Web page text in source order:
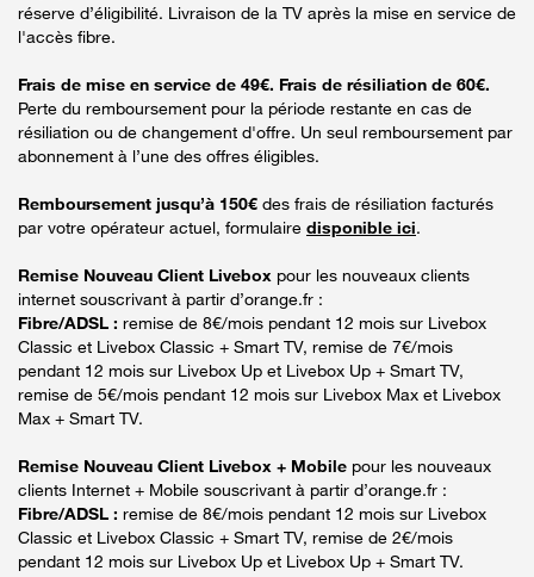
réserve d’éligibilité. Livraison de la TV après la mise en service de
l'accès fibre.
Frais de mise en service de 49€. Frais de résiliation de 60€.
Perte du remboursement pour la période restante en cas de
résiliation ou de changement d'offre. Un seul remboursement par
abonnement à l’une des offres éligibles.
Remboursement jusqu’à 150€ des frais de résiliation facturés
par votre opérateur actuel, formulaire disponible ici.
Remise Nouveau Client Livebox pour les nouveaux clients
internet souscrivant à partir d’orange.fr :
Fibre/ADSL : remise de 8€/mois pendant 12 mois sur Livebox
Classic et Livebox Classic + Smart TV, remise de 7€/mois
pendant 12 mois sur Livebox Up et Livebox Up + Smart TV,
remise de 5€/mois pendant 12 mois sur Livebox Max et Livebox
Max + Smart TV.
Remise Nouveau Client Livebox + Mobile pour les nouveaux
clients Internet + Mobile souscrivant à partir d’orange.fr :
Fibre/ADSL : remise de 8€/mois pendant 12 mois sur Livebox
Classic et Livebox Classic + Smart TV, remise de 2€/mois
pendant 12 mois sur Livebox Up et Livebox Up + Smart TV.